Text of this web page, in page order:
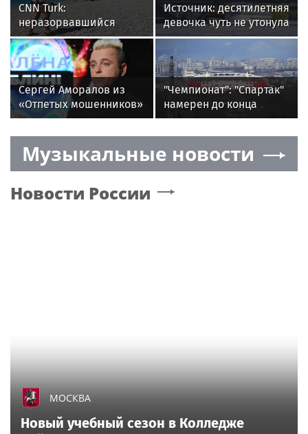
CNN Turk:
неразорвавшийся
снаряд обнаружили на
пляже в Турции
Источник: десятилетняя
девочка чуть не утонула
в Химкинском
Сергей Аморалов из
«Отпетых мошенников»
поставил памятник на
"Чемпионат": "Спартак"
намерен до конца
трансферного окна
Музыкальные новости
Новости России
МОСКВА
Новый учебный сезон в Колледже